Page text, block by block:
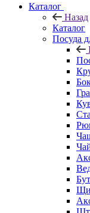
Каталог
Назад
Каталог
Посуда